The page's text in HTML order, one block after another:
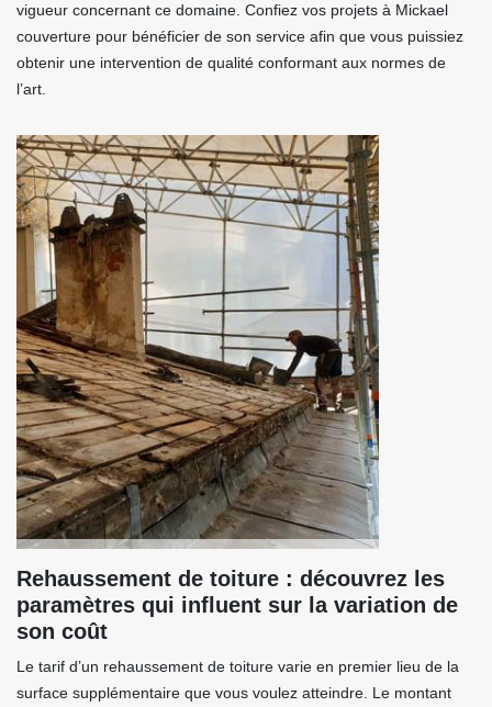
vigueur concernant ce domaine. Confiez vos projets à Mickael
couverture pour bénéficier de son service afin que vous puissiez
obtenir une intervention de qualité conformant aux normes de
l’art.
Rehaussement de toiture : découvrez les
paramètres qui influent sur la variation de
son coût
Le tarif d’un rehaussement de toiture varie en premier lieu de la
surface supplémentaire que vous voulez atteindre. Le montant